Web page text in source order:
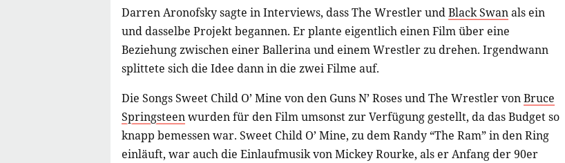
Darren Aronofsky sagte in Interviews, dass The Wrestler undBlack Swanals ein
und dasselbe Projekt begannen. Er plante eigentlich einen Film über eine
Beziehung zwischen einer Ballerina und einem Wrestler zu drehen. Irgendwann
splittete sich die Idee dann in die zwei Filme auf.
Die Songs Sweet Child O’ Mine von den Guns N’ Roses und The Wrestler vonBruce
Springsteenwurden für den Film umsonst zur Verfügung gestellt, da das Budget so
knapp bemessen war. Sweet Child O’ Mine, zu dem Randy “The Ram” in den Ring
einläuft, war auch die Einlaufmusik von Mickey Rourke, als er Anfang der 90er